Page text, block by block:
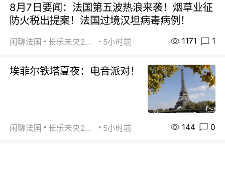
8月7日要闻：法国第五波热浪来袭！烟草业征
防火税出提案！法国过境汉坦病毒病例！
闲聊法国 长乐未央2015 5小时前 1171 1
埃菲尔铁塔夏夜：电音派对！
闲聊法国 长乐未央2015 5小时前 144 0